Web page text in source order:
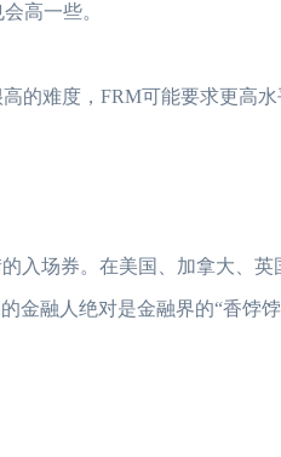
高一些。
难度，FRM可能要求更高水
入场券。在美国、加拿大、
金融人绝对是金融界的“香饽饽